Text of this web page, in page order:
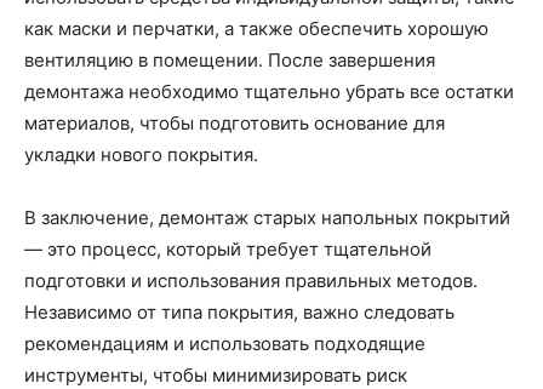
как маски и перчатки, а также обеспечить хорошую
вентиляцию в помещении. После завершения
демонтажа необходимо тщательно убрать все остатки
материалов, чтобы подготовить основание для
укладки нового покрытия.
В заключение, демонтаж старых напольных покрытий
— это процесс, который требует тщательной
подготовки и использования правильных методов.
Независимо от типа покрытия, важно следовать
рекомендациям и использовать подходящие
инструменты, чтобы минимизировать риск